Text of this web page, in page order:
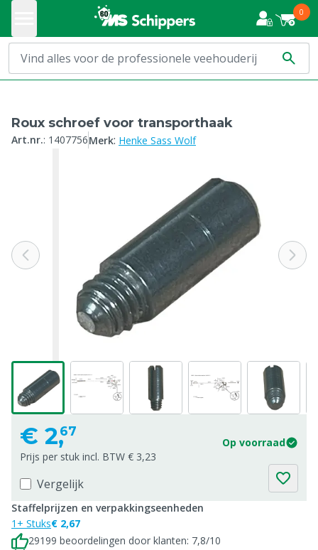
0
Roux schroef voor transporthaak
Art.nr.: 1407756Merk: Henke Sass Wolf
€ 2,67
Op voorraad
Prijs per stuk incl. BTW € 3,23
Vergelijk
Staffelprijzen en verpakkingseenheden
1+ Stuks€ 2,67
29199 beoordelingen door klanten: 7,8/10